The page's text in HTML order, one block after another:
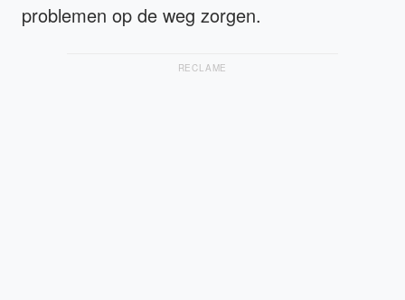
problemen op de weg zorgen.
RECLAME